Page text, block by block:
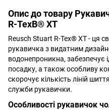
Опис до товару
R-TexВ® XT
Reusch Stuart R-Tex® XT - ця
рукавичка з видатним
водонепроникна, забезпечує
посадку, а також особливу
скорочує кількість ліній
служби рукавички.
Особливості рукавичок